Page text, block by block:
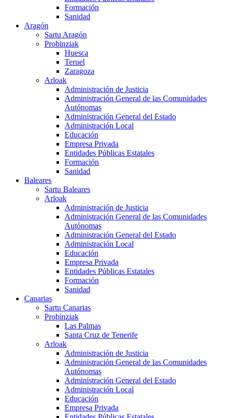
Formación
Sanidad
Aragón
Sartu Aragón
Probinziak
Huesca
Teruel
Zaragoza
Arloak
Administración de Justicia
Administración General de las Comunidades
Autónomas
Administración General del Estado
Administración Local
Educación
Empresa Privada
Entidades Públicas Estatales
Formación
Sanidad
Baleares
Sartu Baleares
Arloak
Administración de Justicia
Administración General de las Comunidades
Autónomas
Administración General del Estado
Administración Local
Educación
Empresa Privada
Entidades Públicas Estatales
Formación
Sanidad
Canarias
Sartu Canarias
Probinziak
Las Palmas
Santa Cruz de Tenerife
Arloak
Administración de Justicia
Administración General de las Comunidades
Autónomas
Administración General del Estado
Administración Local
Educación
Empresa Privada